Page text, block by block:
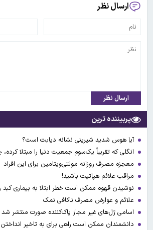
ارسال نظر
ارسال نظر
پربیننده ترین
آیا هوس شدید شیرینی نشانه دیابت است؟
انگلی که تقریباً یک‌سوم جمعیت دنیا را مبتلا
معجزه مصرف روزانه مولتی‌ویتامین برای این افراد
مراقب علائم هپاتیت باشید!
نوشیدن قهوه ممکن است خطر ابتلا به بیماری
علائم و عوارض مصرف ناکافی نمک
اسامی ژل‌های غیر مجاز پاک‌کننده صورت منتشر شد
دانشمندان ممکن است راهی برای به تاخیر